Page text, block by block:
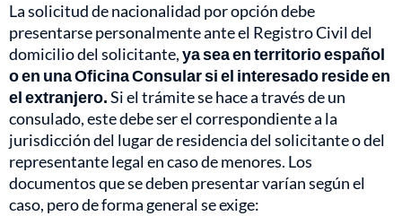
La solicitud de nacionalidad por opción debe
presentarse personalmente ante el Registro Civil del
domicilio del solicitante,ya sea en territorio español
o en una Oficina Consular si el interesado reside en
el extranjero.Si el trámite se hace a través de un
consulado, este debe ser el correspondiente a la
jurisdicción del lugar de residencia del solicitante o del
representante legal en caso de menores. Los
documentos que se deben presentar varían según el
caso, pero de forma general se exige: